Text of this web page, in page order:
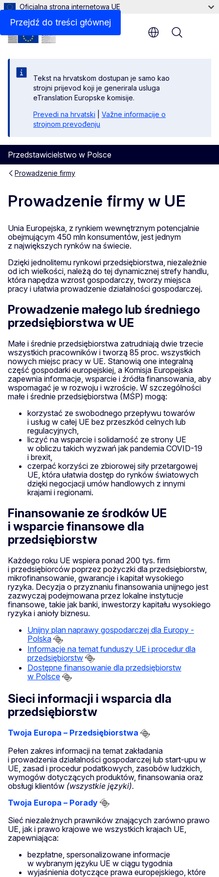
Przejdź do treści głównej
Oficjalna strona internetowa UE
Tekst na hrvatskom dostupan je samo kao
strojni prijevod koji je generirala usluga
eTranslation Europske komisije.
Prevedi na hrvatski
Važne informacije o
strojnom prevođenju
Przedstawicielstwo w Polsce
Menu
Prowadzenie firmy
Prowadzenie firmy w UE
Unia Europejska, z rynkiem wewnętrznym potencjalnie
obejmującym 450 mln konsumentów, jest jednym
z największych rynków na świecie.
Dzięki jednolitemu rynkowi przedsiębiorstwa, niezależnie
od ich wielkości, należą do tej dynamicznej strefy handlu,
która napędza wzrost gospodarczy, tworzy miejsca
pracy i ułatwia prowadzenie działalności gospodarczej.
Prowadzenie małego lub średniego
przedsiębiorstwa w UE
Małe i średnie przedsiębiorstwa zatrudniają dwie trzecie
wszystkich pracowników i tworzą 85 proc. wszystkich
nowych miejsc pracy w UE. Stanowią one integralną
część gospodarki europejskiej, a Komisja Europejska
zapewnia informacje, wsparcie i źródła finansowania, aby
wspomagać je w rozwoju i wzroście. W szczególności
małe i średnie przedsiębiorstwa (MŚP) mogą:
korzystać ze swobodnego przepływu towarów
i usług w całej UE bez przeszkód celnych lub
regulacyjnych,
liczyć na wsparcie i solidarność ze strony UE
w obliczu takich wyzwań jak pandemia COVID-19
i brexit,
czerpać korzyści ze zbiorowej siły przetargowej
UE, która ułatwia dostęp do rynków światowych
dzięki negocjacji umów handlowych z innymi
krajami i regionami.
Finansowanie ze środków UE
i wsparcie finansowe dla
przedsiębiorstw
Każdego roku UE wspiera ponad 200 tys. firm
i przedsiębiorców poprzez pożyczki dla przedsiębiorstw,
mikrofinansowanie, gwarancje i kapitał wysokiego
ryzyka. Decyzja o przyznaniu finansowania unijnego jest
zazwyczaj podejmowana przez lokalne instytucje
finansowe, takie jak banki, inwestorzy kapitału wysokiego
ryzyka i anioły biznesu.
Unijny plan naprawy gospodarczej dla Europy -
Polska
Informacje na temat funduszy UE i procedur dla
przedsiębiorstw
Dostępne finansowanie dla przedsiębiorstw
w Polsce
Sieci informacji i wsparcia dla
przedsiębiorstw
Twoja Europa – Przedsiębiorstwa
Pełen zakres informacji na temat zakładania
i prowadzenia działalności gospodarczej lub start-upu w
UE, zasad i procedur podatkowych, zasobów ludzkich,
wymogów dotyczących produktów, finansowania oraz
obsługi klientów (wszystkie języki).
Twoja Europa – Porady
Sieć niezależnych prawników znających zarówno prawo
UE, jak i prawo krajowe we wszystkich krajach UE,
zapewniająca:
bezpłatne, spersonalizowane informacje
w wybranym języku UE w ciągu tygodnia
wyjaśnienia dotyczące prawa europejskiego, które